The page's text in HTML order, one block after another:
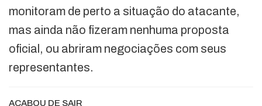
monitoram de perto a situação do atacante,
mas ainda não fizeram nenhuma proposta
oficial, ou abriram negociações com seus
representantes.
ACABOU DE SAIR